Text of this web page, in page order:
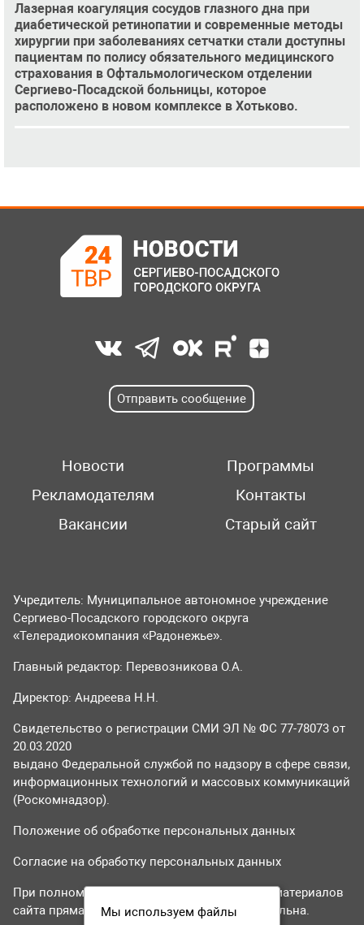
Лазерная коагуляция сосудов глазного дна при
диабетической ретинопатии и современные методы
хирургии при заболеваниях сетчатки стали доступны
пациентам по полису обязательного медицинского
страхования в Офтальмологическом отделении
Сергиево-Посадской больницы, которое
расположено в новом комплексе в Хотьково.
Отправить сообщение
Новости
Программы
Рекламодателям
Контакты
Вакансии
Старый сайт
Учредитель: Муниципальное автономное учреждение
Сергиево-Посадского городского округа
«Телерадиокомпания «Радонежье».
Главный редактор: Перевозникова О.А.
Директор: Андреева Н.Н.
Свидетельство о регистрации СМИ ЭЛ № ФС 77-78073 от
20.03.2020
выдано Федеральной службой по надзору в сфере связи,
информационных технологий и массовых коммуникаций
(Роскомнадзор).
Положение об обработке персональных данных
Согласие на обработку персональных данных
При полном или частичном использовании материалов
сайта прямая гиперссылка на tvr24.tv обязательна.
Мы используем файлы